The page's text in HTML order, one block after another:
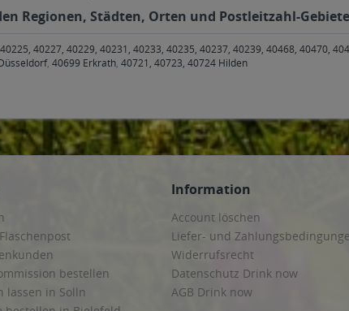
Regionen, Städten, Orten und Postleitzahl-
40227, 40229, 40231, 40233, 40235, 40237, 40239, 40468, 40470,
, 40699 Erkrath, 40721, 40723, 40724 Hilden
bestellen
lassen in Solln
Information
Account löschen
Liefer- und
Widerrufsrecht
Datenschutz Drink now
AGB Drink now